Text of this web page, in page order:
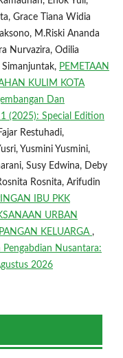
Grace Tiana Widia
M.Riski Ananda
Nurvazira, Odilia
Simanjuntak, PEMETAAN
KULIM KOTA
Dan
(2025): Special Edition
Restuhadi,
Yusmini Yusmini,
Susy Edwina, Deby
Rosnita, Arifudin
IBU PKK
URBAN
KELUARGA ,
Nusantara:
2026